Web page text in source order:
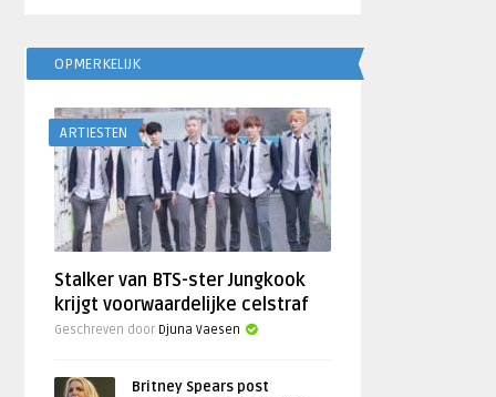
OPMERKELIJK
ARTIESTEN
Stalker van BTS-ster Jungkook
krijgt voorwaardelijke celstraf
Geschreven door Djuna Vaesen
Britney Spears post